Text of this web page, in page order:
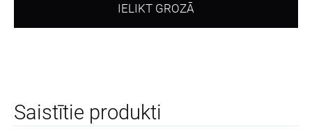
IELIKT GROZĀ
Saistītie produkti